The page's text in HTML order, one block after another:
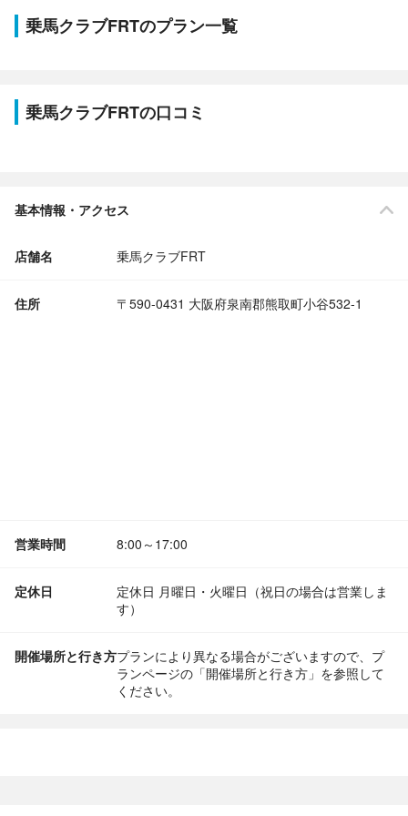
乗馬クラブFRTのプラン一覧
乗馬クラブFRTの口コミ
基本情報・アクセス
店舗名 乗馬クラブFRT
住所 〒590-0431 大阪府泉南郡熊取町小谷532-1
営業時間 8:00～17:00
定休日
定休日 月曜日・火曜日（祝日の場合は営業しま
す）
開催場所と行き方プランにより異なる場合がございますので、プ
ランページの「開催場所と行き方」を参照して
ください。